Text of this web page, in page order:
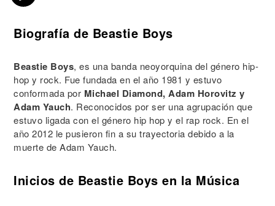
Biografía de Beastie Boys
Beastie Boys, es una banda neoyorquina del género hip-
hop y rock. Fue fundada en el año 1981 y estuvo
conformada por Michael Diamond, Adam Horovitz y
Adam Yauch. Reconocidos por ser una agrupación que
estuvo ligada con el género hip hop y el rap rock. En el
año 2012 le pusieron fin a su trayectoria debido a la
muerte de Adam Yauch.
Inicios de Beastie Boys en la Música